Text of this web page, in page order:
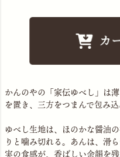
かんのやの「家伝ゆべし」は
を置き、三方をつまんで包み
ゆべし生地は、ほのかな醤油
りと噛み切れる。あんは、滑
実の食感が、香ばしい余韻を